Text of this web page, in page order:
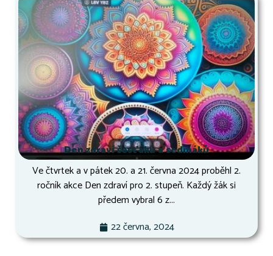
Den zdraví šesťáků a sedmáků
Ve čtvrtek a v pátek 20. a 21. června 2024 proběhl 2.
ročník akce Den zdraví pro 2. stupeň. Každý žák si
předem vybral 6 z...
22 června, 2024